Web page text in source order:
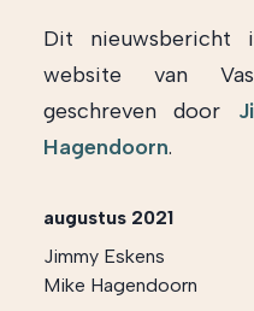
Dit nieuwsbericht
website van
geschreven door
Hagendoorn.
augustus 2021
Jimmy Eskens
Mike Hagendoorn